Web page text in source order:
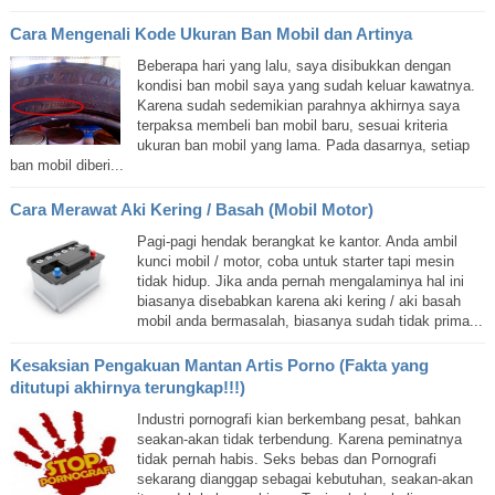
Cara Mengenali Kode Ukuran Ban Mobil dan Artinya
Beberapa hari yang lalu, saya disibukkan dengan
kondisi ban mobil saya yang sudah keluar kawatnya.
Karena sudah sedemikian parahnya akhirnya saya
terpaksa membeli ban mobil baru, sesuai kriteria
ukuran ban mobil yang lama. Pada dasarnya, setiap
ban mobil diberi...
Cara Merawat Aki Kering / Basah (Mobil Motor)
Pagi-pagi hendak berangkat ke kantor. Anda ambil
kunci mobil / motor, coba untuk starter tapi mesin
tidak hidup. Jika anda pernah mengalaminya hal ini
biasanya disebabkan karena aki kering / aki basah
mobil anda bermasalah, biasanya sudah tidak prima...
Kesaksian Pengakuan Mantan Artis Porno (Fakta yang
ditutupi akhirnya terungkap!!!)
Industri pornografi kian berkembang pesat, bahkan
seakan-akan tidak terbendung. Karena peminatnya
tidak pernah habis. Seks bebas dan Pornografi
sekarang dianggap sebagai kebutuhan, seakan-akan